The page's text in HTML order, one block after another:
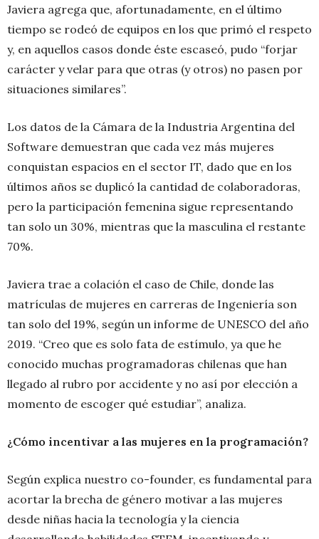
Javiera agrega que, afortunadamente, en el último
tiempo se rodeó de equipos en los que primó el respeto
y, en aquellos casos donde éste escaseó, pudo “forjar
carácter y velar para que otras (y otros) no pasen por
situaciones similares”.
Los datos de la Cámara de la Industria Argentina del
Software demuestran que cada vez más mujeres
conquistan espacios en el sector IT, dado que en los
últimos años se duplicó la cantidad de colaboradoras,
pero la participación femenina sigue representando
tan solo un 30%, mientras que la masculina el restante
70%.
Javiera trae a colación el caso de Chile, donde las
matrículas de mujeres en carreras de Ingeniería son
tan solo del 19%, según un informe de UNESCO del año
2019. “Creo que es solo fata de estímulo, ya que he
conocido muchas programadoras chilenas que han
llegado al rubro por accidente y no así por elección a
momento de escoger qué estudiar”, analiza.
¿Cómo incentivar a las mujeres en la programación?
Según explica nuestro co-founder, es fundamental para
acortar la brecha de género motivar a las mujeres
desde niñas hacia la tecnología y la ciencia